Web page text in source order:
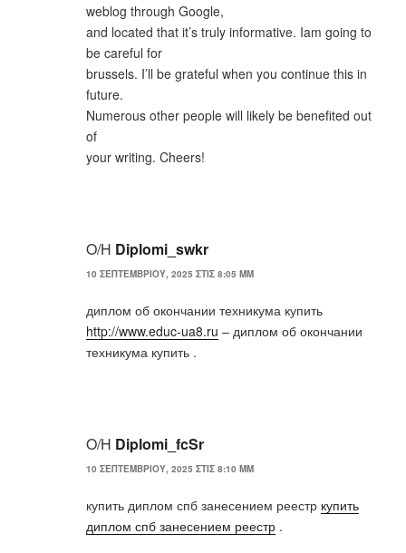
weblog through Google,
and located that it’s truly informative. Iam going to
be careful for
brussels. I’ll be grateful when you continue this in
future.
Numerous other people will likely be benefited out
of
your writing. Cheers!
Ο/Η Diplomi_swkr
10 ΣΕΠΤΕΜΒΡΊΟΥ, 2025 ΣΤΙΣ 8:05 ΜΜ
диплом об окончании техникума купить
http://www.educ-ua8.ru – диплом об окончании
техникума купить .
Ο/Η Diplomi_fcSr
10 ΣΕΠΤΕΜΒΡΊΟΥ, 2025 ΣΤΙΣ 8:10 ΜΜ
купить диплом спб занесением реестр купить
диплом спб занесением реестр .